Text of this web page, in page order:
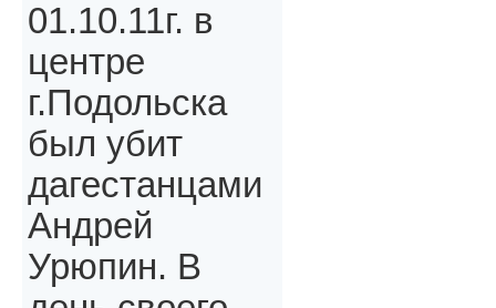
01.10.11г. в
центре
г.Подольска
был убит
дагестанцами
Андрей
Урюпин. В